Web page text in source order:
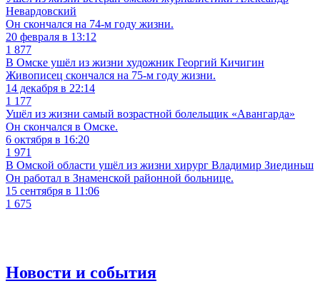
Невардовский
Он скончался на 74-м году жизни.
20 февраля в 13:12
1 877
В Омске ушёл из жизни художник Георгий Кичигин
Живописец скончался на 75-м году жизни.
14 декабря в 22:14
1 177
Ушёл из жизни самый возрастной болельщик «Авангарда»
Он скончался в Омске.
6 октября в 16:20
1 971
В Омской области ушёл из жизни хирург Владимир Зиединьш
Он работал в Знаменской районной больнице.
15 сентября в 11:06
1 675
Новости и события